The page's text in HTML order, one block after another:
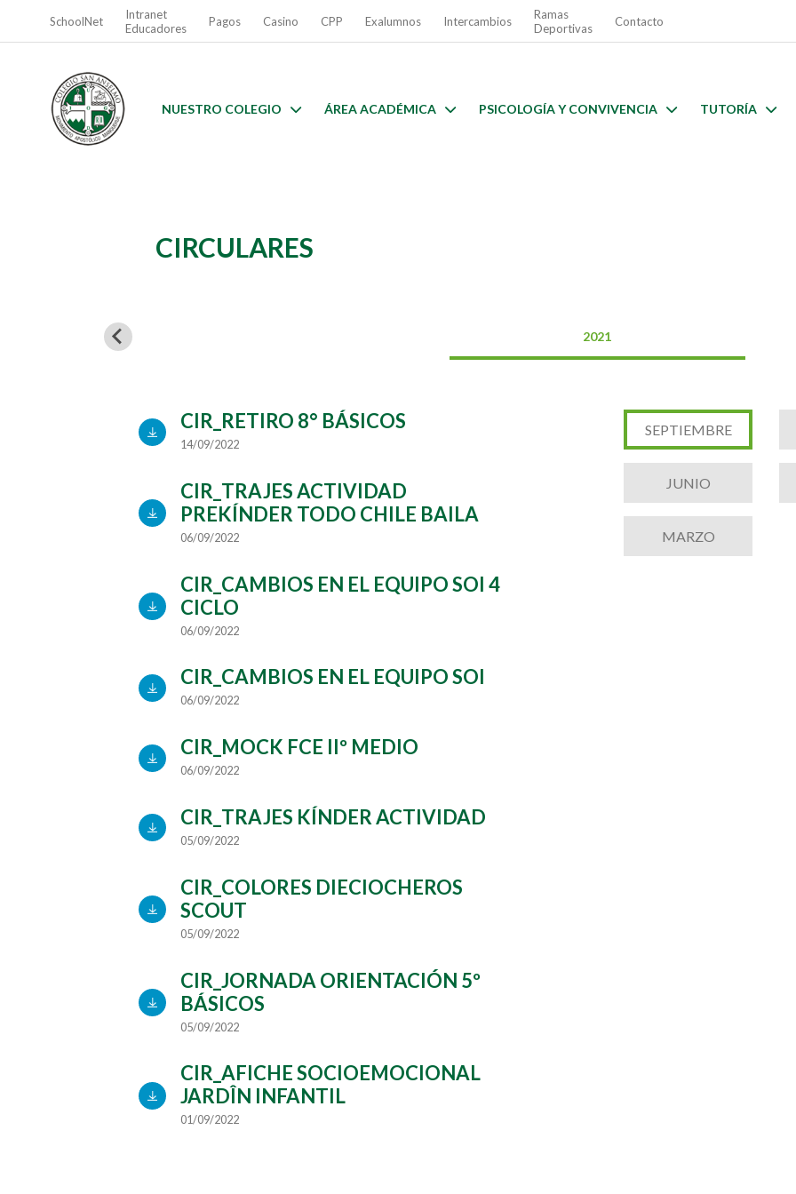
SchoolNet
Intranet
Educadores
Pagos Casino CPP Exalumnos Intercambios
Ramas
Deportivas
Contacto
NUESTRO COLEGIO ÁREA ACADÉMICA PSICOLOGÍA Y CONVIVENCIA TUTORÍA
CIRCULARES
2021
CIR_RETIRO 8° BÁSICOS
14/09/2022
CIR_TRAJES ACTIVIDAD
PREKÍNDER TODO CHILE BAILA
06/09/2022
CIR_CAMBIOS EN EL EQUIPO SOI 4
CICLO
06/09/2022
CIR_CAMBIOS EN EL EQUIPO SOI
06/09/2022
CIR_MOCK FCE IIº MEDIO
06/09/2022
CIR_TRAJES KÍNDER ACTIVIDAD
05/09/2022
CIR_COLORES DIECIOCHEROS
SCOUT
05/09/2022
CIR_JORNADA ORIENTACIÓN 5º
BÁSICOS
05/09/2022
CIR_AFICHE SOCIOEMOCIONAL
JARDÎN INFANTIL
01/09/2022
SEPTIEMBRE
JUNIO
MARZO